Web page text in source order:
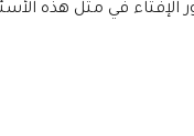
الإفتاء في مثل هذه